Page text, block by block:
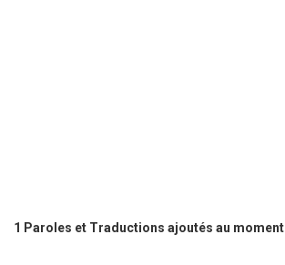
1 Paroles et Traductions ajoutés au moment